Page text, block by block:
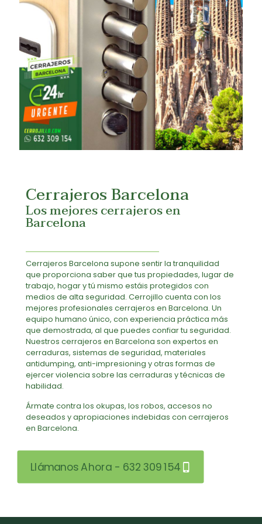
Cerrajeros Barcelona
Los mejores cerrajeros en
Barcelona
Cerrajeros Barcelona supone sentir la tranquilidad
que proporciona saber que tus propiedades, lugar de
trabajo, hogar y tú mismo estáis protegidos con
medios de alta seguridad. Cerrojillo cuenta con los
mejores profesionales cerrajeros en Barcelona. Un
equipo humano único, con experiencia práctica más
que demostrada, al que puedes confiar tu seguridad.
Nuestros cerrajeros en Barcelona son expertos en
cerraduras, sistemas de seguridad, materiales
antidumping, anti-impresioning y otras formas de
ejercer violencia sobre las cerraduras y técnicas de
habilidad.
Ármate contra los okupas, los robos, accesos no
deseados y apropiaciones indebidas con cerrajeros
en Barcelona.
Llámanos Ahora - 632 309 154